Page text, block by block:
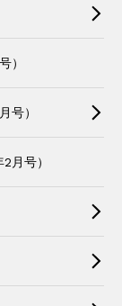
）
号）
月号）